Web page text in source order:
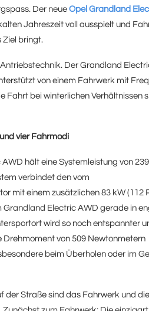
Der neue Opel Grandland
Jahreszeit voll ausspielt und
Ziel bringt.
Der Grandland
von einem Fahrwerk mit
Fahrt bei winterlichen Verhältnissen
vier Fahrmodi
hält eine Systemleistung von 239
verbindet den vom
mit einem zusätzlichen 83 kW (112
Electric AWD gerade in
wird so noch entspannter
von 509 Newtonmetern
beim Überholen oder im
Straße sind das Fahrwerk und die